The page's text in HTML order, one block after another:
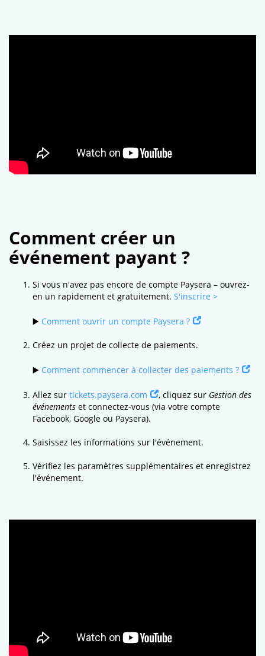
Comment créer un
événement payant ?
Si vous n'avez pas encore de compte Paysera – ouvrez-
en un rapidement et gratuitement. S'inscrire >
▶️ Comment ouvrir un compte Paysera ?
Créez un projet de collecte de paiements.
▶️ Comment commencer à collecter des paiements ?
Allez sur tickets.paysera.com , cliquez sur Gestion des
événements et connectez-vous (via votre compte
Facebook, Google ou Paysera).
Saisissez les informations sur l'événement.
Vérifiez les paramètres supplémentaires et enregistrez
l'événement.